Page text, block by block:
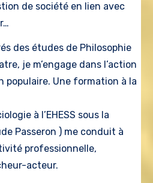
de société en lien avec
des études de Philosophie
je m’engage dans l’action
populaire. Une formation à la
à l’EHESS sous la
Passeron ) me conduit à
professionnelle,
acteur.